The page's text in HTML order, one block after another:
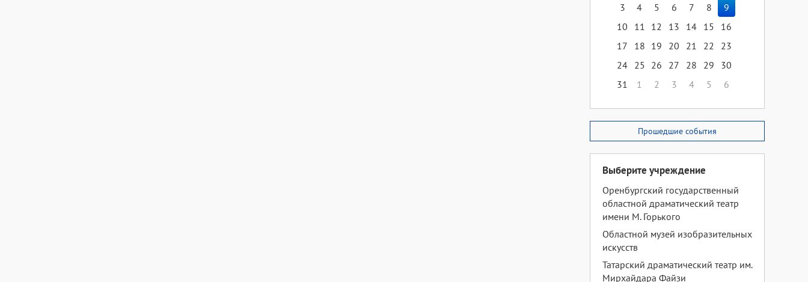
3
4 5 6 7 8
9
10
11 12 13 14 15
16
17
18 19 20 21 22
23
24 25 26 27 28 29
30
31
1 2 3 4 5 6
Прошедшие события
Выберите учреждение
Оренбургский государственный
областной драматический театр
имени М. Горького
Областной музей изобразительных
искусств
Татарский драматический театр им.
Мирхайдара Файзи